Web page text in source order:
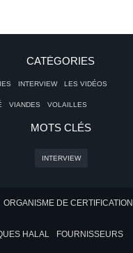
CATÉGORIES
INTERVIEW LES VIDÉOS
VIANDES VOLAILLES
MOTS CLÉS
INTERVIEW
ORGANISME DE CERTIFICATION
HALAL FOURNISSEURS